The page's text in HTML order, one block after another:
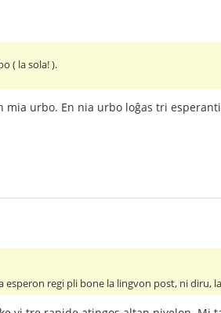
( la sola! ).
mia urbo. En nia urbo loĝas tri
esperon regi pli bone la lingvon post, ni diru,